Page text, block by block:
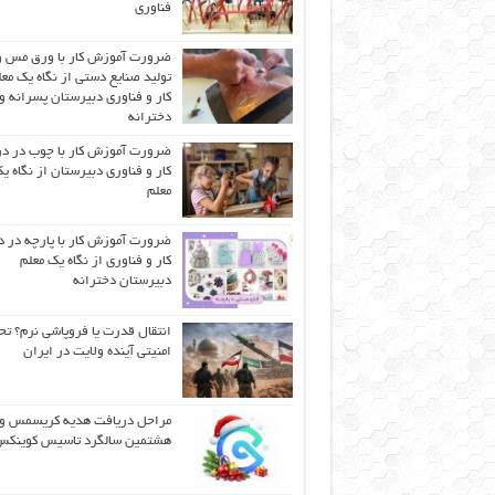
فناوری
ضرورت آموزش کار با ورق مس
تولید صنایع دستی از نگاه یک
کار و فناوری دبیرستان پسرانه و
دخترانه
ضرورت آموزش کار با چوب در
کار و فناوری دبیرستان از نگاه
معلم
ضرورت آموزش کار با پارچه
کار و فناوری از نگاه یک معلم
دبیرستان دخترانه
انتقال قدرت یا فروپاشی نرم؟
امنیتی آینده ولایت در ایران
مراحل دریافت هدیه کریسمس و
هشتمین سالگرد تاسیس